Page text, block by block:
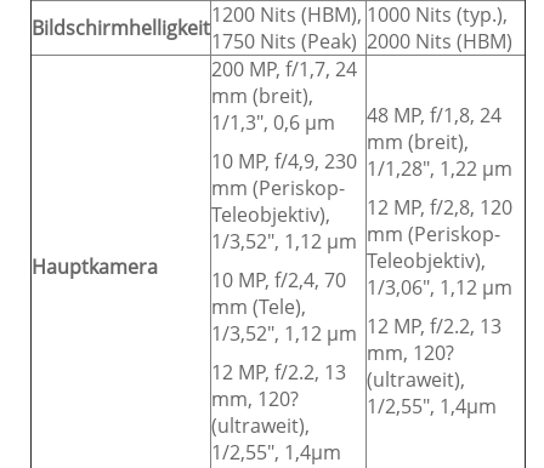
Bildschirmhelligkeit1200 Nits (HBM),
1750 Nits (Peak)
1000 Nits (typ.),
2000 Nits (HBM)
Hauptkamera
200 MP, f/1,7, 24
mm (breit),
1/1,3", 0,6 μm
10 MP, f/4,9, 230
mm (Periskop-
Teleobjektiv),
1/3,52", 1,12 μm
10 MP, f/2,4, 70
mm (Tele),
1/3,52", 1,12 μm
12 MP, f/2.2, 13
mm, 120?
(ultraweit),
1/2,55", 1,4μm
48 MP, f/1,8, 24
mm (breit),
1/1,28", 1,22 μm
12 MP, f/2,8, 120
mm (Periskop-
Teleobjektiv),
1/3,06", 1,12 μm
12 MP, f/2.2, 13
mm, 120?
(ultraweit),
1/2,55", 1,4μm